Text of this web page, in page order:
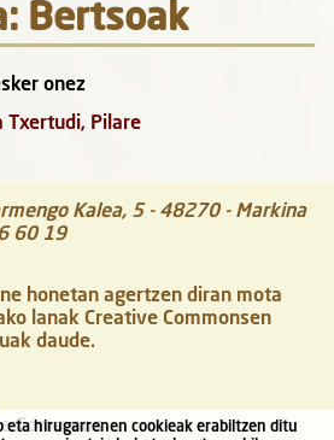
Bertsoak
onez
Txertudi, Pilare
Kalea, 5 - 48270- Markina
60 19
honetan agertzen diran mota
lanak Creative Commonsen
daude.
Commons
eta hirugarrenen cookieak erabiltzen ditu